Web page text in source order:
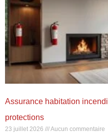
Assurance habitation
protections
23 juillet 2026 Aucun commentaire